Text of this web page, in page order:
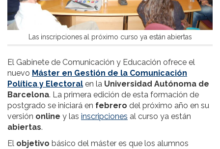
Las inscripciones al próximo curso ya están abiertas
El Gabinete de Comunicación y Educación ofrece el
nuevo Máster en Gestión de la Comunicación
Política y Electoral en la Universidad Autónoma de
Barcelona. La primera edición de esta formación de
postgrado se iniciará en febrero del próximo año en su
versión online y las inscripciones al curso ya están
abiertas.
El objetivo básico del máster es que los alumnos